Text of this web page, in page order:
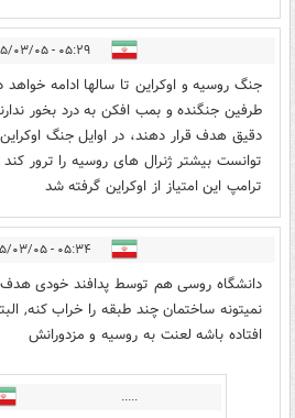
۰۵:۲۹ - ۱۴۰۵/۰۳/۰۵
جنگ روسیه و اوکراین تا سالها ادامه
طرفین جنگنده و بمب افکن به درد بخور
دقیق هدف قرار دهند، در اوایل جنگ
توانست بیشتر ژنرال های روسیه را ترور
ترامپ این امتیاز از اوکراین گرفته شد
۰۵:۳۴ - ۱۴۰۵/۰۳/۰۵
دانشگاه روسی هم توسط پدافند خودی هدف
نمیتونه ساختمان چند طبقه را خراب کنه,
افتاده باشه لعنت به روسیه و مزدورانش
.....